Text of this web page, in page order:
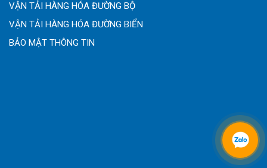
VẬN TẢI HÀNG HÓA ĐƯỜNG BỘ
VẬN TẢI HÀNG HÓA ĐƯỜNG BIỂN
BẢO MẬT THÔNG TIN